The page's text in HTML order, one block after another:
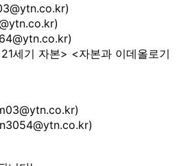
세기 자본> <자본과 이데올로기